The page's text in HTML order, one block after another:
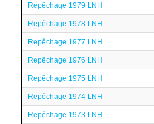
Repêchage 1979 LNH
Repêchage 1978 LNH
Repêchage 1977 LNH
Repêchage 1976 LNH
Repêchage 1975 LNH
Repêchage 1974 LNH
Repêchage 1973 LNH